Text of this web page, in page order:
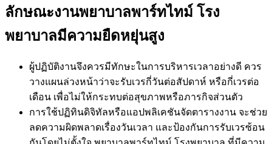
ลักษณะงานพยาบาลพาร์ทไทม์ โรง
พยาบาลมีความยืดหยุ่นสูง
ผู้ปฏิบัติงานจึงควรมีทักษะในการบริหารเวลาอย่างดี ควร
วางแผนล่วงหน้าว่าจะรับเวรกี่วันต่อสัปดาห์ หรือกี่เวรต่อ
เดือน เพื่อไม่ให้กระทบต่อสุขภาพหรือภารกิจส่วนตัว
การใช้ปฏิทินดิจิทัลหรือแอปพลิเคชันจัดตารางงาน จะช่วย
ลดความผิดพลาดเรื่องวันเวลา และป้องกันการรับเวรซ้อน